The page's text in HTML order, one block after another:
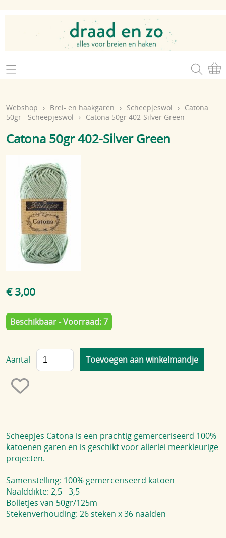
Home
Brei- en haakgaren
Brei- en haakbenodigdheden
Cadeaubon
Workshops
Mijn account
Openingsuren
Brei- en haakatelier
Atelier op zondag
Contact
Blog
Webshop › Brei- en haakgaren › Scheepjeswol › Catona
50gr - Scheepjeswol
› Catona 50gr 402-Silver Green
Catona 50gr 402-Silver Green
€ 3,00
Beschikbaar - Voorraad: 7
Aantal
Scheepjes Catona is een prachtig gemerceriseerd 100%
katoenen garen en is geschikt voor allerlei meerkleurige
projecten.
Samenstelling: 100% gemerceriseerd katoen
Naalddikte: 2,5 - 3,5
Bolletjes van 50gr/125m
Stekenverhouding: 26 steken x 36 naalden